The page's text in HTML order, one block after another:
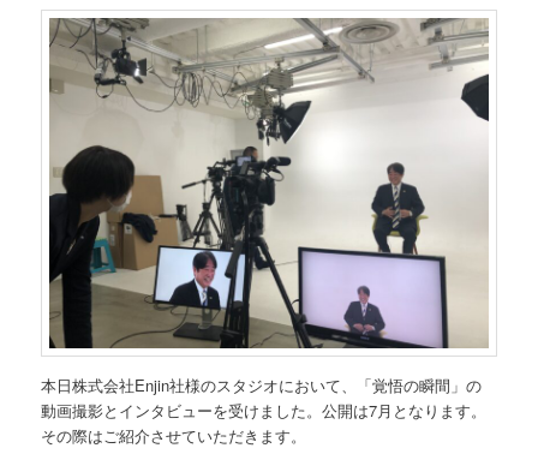
本日株式会社Enjin社様のスタジオにおいて、「覚悟の瞬間」の
動画撮影とインタビューを受けました。公開は7月となります。
その際はご紹介させていただきます。